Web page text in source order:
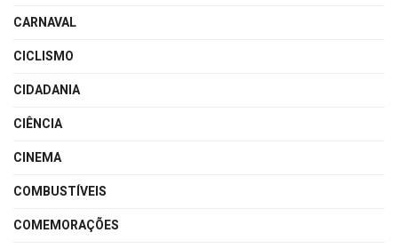
CARNAVAL
CICLISMO
CIDADANIA
CIÊNCIA
CINEMA
COMBUSTÍVEIS
COMEMORAÇÕES